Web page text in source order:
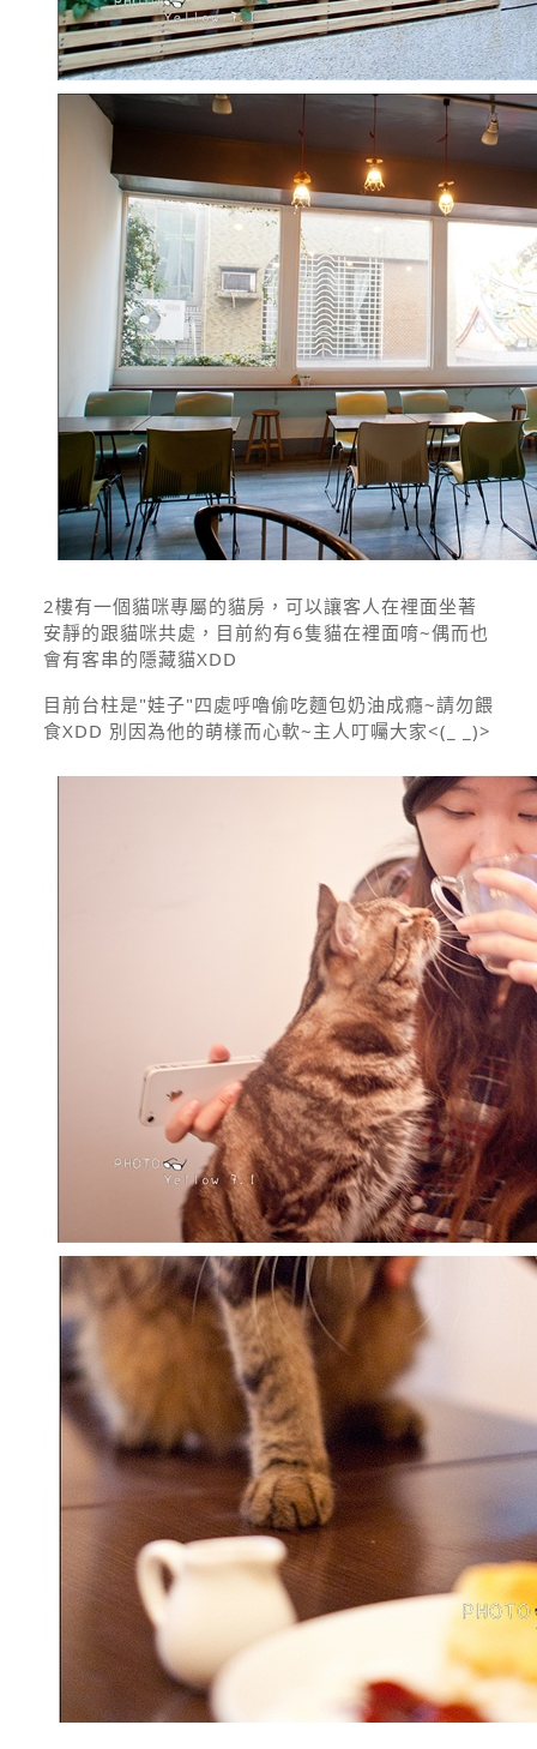
2樓有一個貓咪專屬的貓房，可以讓客人在裡面坐著
安靜的跟貓咪共處，目前約有6隻貓在裡面唷~偶而也
會有客串的隱藏貓XDD
目前台柱是"娃子"四處呼嚕偷吃麵包奶油成癮~請勿餵
食XDD 別因為他的萌樣而心軟~主人叮囑大家<(_ _)>